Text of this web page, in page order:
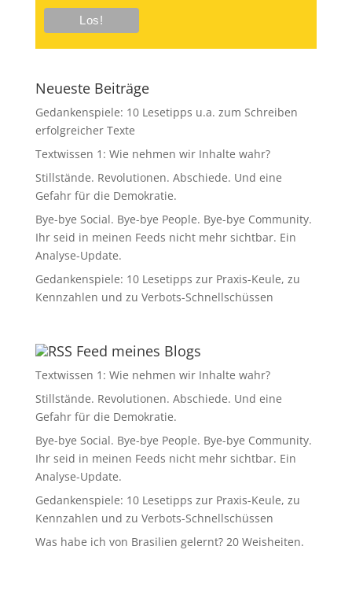
Neueste Beiträge
Gedankenspiele: 10 Lesetipps u.a. zum Schreiben
erfolgreicher Texte
Textwissen 1: Wie nehmen wir Inhalte wahr?
Stillstände. Revolutionen. Abschiede. Und eine
Gefahr für die Demokratie.
Bye-bye Social. Bye-bye People. Bye-bye Community.
Ihr seid in meinen Feeds nicht mehr sichtbar. Ein
Analyse-Update.
Gedankenspiele: 10 Lesetipps zur Praxis-Keule, zu
Kennzahlen und zu Verbots-Schnellschüssen
Feed meines Blogs
Textwissen 1: Wie nehmen wir Inhalte wahr?
Stillstände. Revolutionen. Abschiede. Und eine
Gefahr für die Demokratie.
Bye-bye Social. Bye-bye People. Bye-bye Community.
Ihr seid in meinen Feeds nicht mehr sichtbar. Ein
Analyse-Update.
Gedankenspiele: 10 Lesetipps zur Praxis-Keule, zu
Kennzahlen und zu Verbots-Schnellschüssen
Was habe ich von Brasilien gelernt? 20 Weisheiten.